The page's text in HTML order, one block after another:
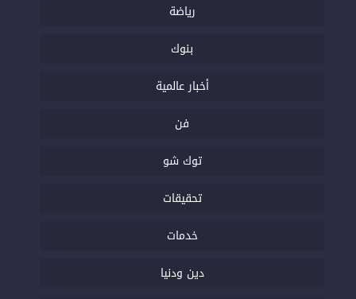
رياضة
بنوك
أخبار عالمية
فن
توك شو
تحقيقات
خدمات
دين ودنيا